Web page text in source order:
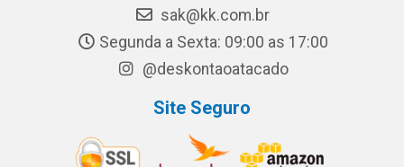
sak@kk.com.br
Segunda a Sexta: 09:00 as 17:00
@deskontaoatacado
Site Seguro